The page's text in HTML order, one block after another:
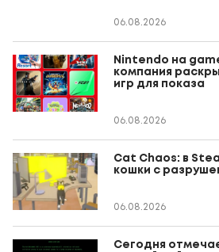
06.08.2026
Nintendo на
компания
игр для показа
06.08.2026
Cat Chaos: в
кошки с
06.08.2026
Сегодня